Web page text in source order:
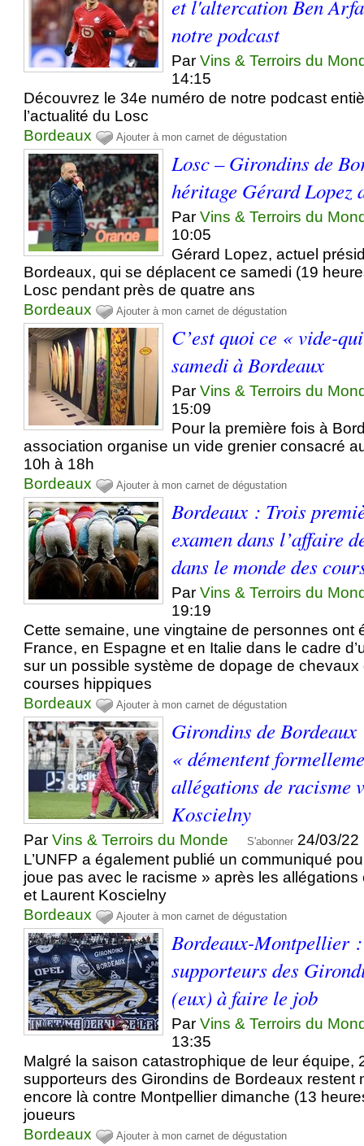
et l'altercation Ben
notre podcast
ParVins & Terroirs du
14:15
Découvrez le 34e numéro de notre podcast
l’actualité du Losc
Bordeaux
Ajouter à mon carnet de dégustation
Losc – Girondins de
héritage Gérard
ParVins & Terroirs du
10:05
Gérard Lopez, actuel
Bordeaux, qui se déplacent ce samedi (19
Losc pendant près de quatre ans
Bordeaux
Ajouter à mon carnet de dégustation
C’est quoi ce « vide-
samedi à Bordeaux
ParVins & Terroirs du
15:09
Pour la première fois à
association organise un vide grenier consacré
10h à 18h
Bordeaux
Ajouter à mon carnet de dégustation
Bordeaux : Trois
examen dans l’affaire
dans le monde des
ParVins & Terroirs du
19:19
Cette semaine, une vingtaine de personnes ont
France, en Espagne et en Italie dans le cadre
sur un possible système de dopage de
courses hippiques
Bordeaux
Ajouter à mon carnet de dégustation
Girondins de
« démentent
allégations de racisme
Koscielny
ParVins & Terroirs du Monde S'abonner 24/03/22
L’UNFP a également publié un communiqué
joue pas avec le racisme » après les
et Laurent Koscielny
Bordeaux
Ajouter à mon carnet de dégustation
Bordeaux-Montpellier
supporteurs des
(eux) à faire le job
ParVins & Terroirs du
13:35
Malgré la saison catastrophique de leur équipe,
supporteurs des Girondins de Bordeaux restent
encore là contre Montpellier dimanche (13
joueurs
Bordeaux
Ajouter à mon carnet de dégustation